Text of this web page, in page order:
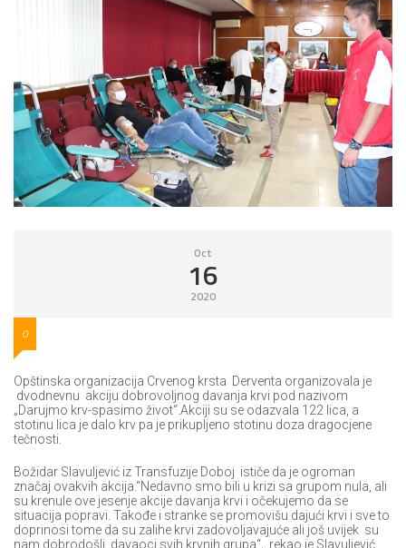
Oct
16
2020
0
Opštinska organizacija Crvenog krsta Derventa organizovala je
dvodnevnu akciju dobrovoljnog davanja krvi pod nazivom
„Darujmo krv-spasimo život“.Akciji su se odazvala 122 lica, a
stotinu lica je dalo krv pa je prikupljeno stotinu doza dragocjene
tečnosti.
Božidar Slavuljević iz Transfuzije Doboj ističe da je ogroman
značaj ovakvih akcija.“Nedavno smo bili u krizi sa grupom nula, ali
su krenule ove jesenje akcije davanja krvi i očekujemo da se
situacija popravi. Takođe i stranke se promovišu dajući krvi i sve to
doprinosi tome da su zalihe krvi zadovoljavajuće ali još uvijek su
nam dobrodošli davaoci svih krvnih grupa“, rekao je Slavuljević.